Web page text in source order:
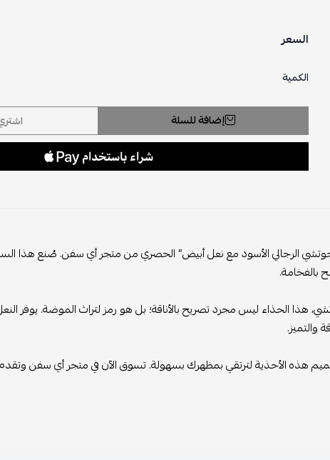
السعر
الكمية
إضافة للسلة
الرجالي الأسود مع نعل أبيض” الحصري من متجر أي سفن. صُنع هذا
بالفخامة.
هذا الحذاء ليس مجرد تصريح بالأناقة؛ بل هو رمز لتراث الموضة. يوفر النعل
هذه الأحذية لترتقي بمظهرك بسهولة. تسوق الآن في متجر أي سفن